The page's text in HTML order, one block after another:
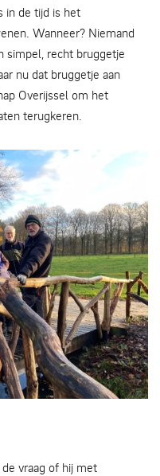
in de tijd is het
Wanneer? Niemand
simpel, recht bruggetje
nu dat bruggetje aan
Overijssel om het
terugkeren.
vraag of hij met